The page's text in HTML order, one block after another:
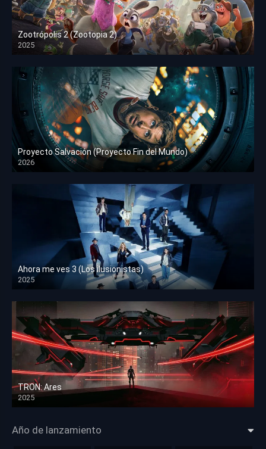
Zootrópolis 2 (Zootopia 2)
2025
HD 1080p
Proyecto Salvación (Proyecto Fin del Mundo)
2026
HD 1080p
Ahora me ves 3 (Los ilusionistas)
2025
HD 1080p
TRON: Ares
2025
HD 1080p
Año de lanzamiento